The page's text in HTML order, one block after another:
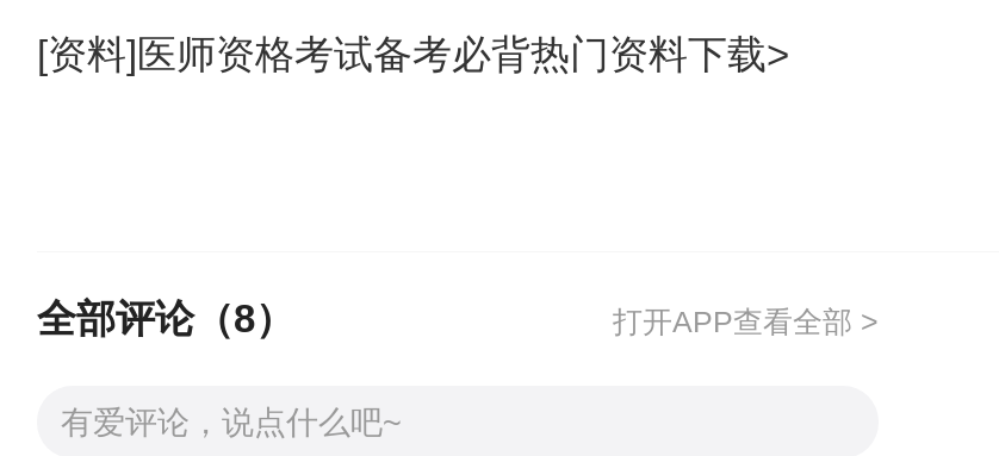
【汇总】2026年医师资格考试实践技能缴费时间|方式|金额
[资料]医师资格考试备考必背热门资料下载>
全部评论（8） 打开APP查看全部 >